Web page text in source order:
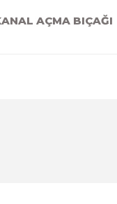
AÇMA BIÇAĞI